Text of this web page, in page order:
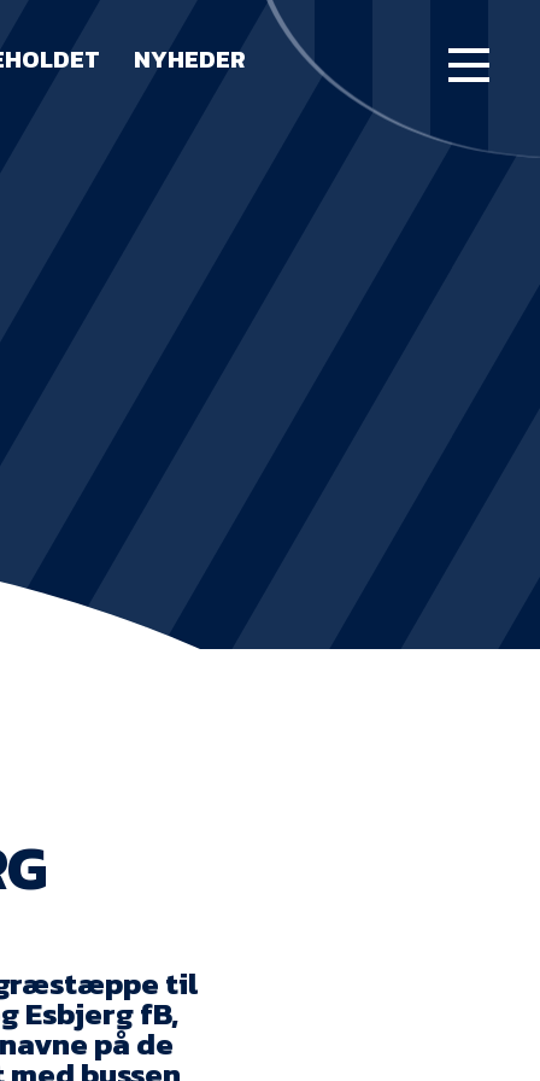
NYHEDER FORSIDE
KVINDEHOLDET
Aktionærinformation
til
Esbjerg fB,
på de